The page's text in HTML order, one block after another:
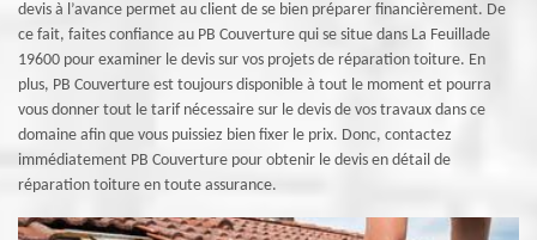
devis à l’avance permet au client de se bien préparer financièrement. De
ce fait, faites confiance au PB Couverture qui se situe dans La Feuillade
19600 pour examiner le devis sur vos projets de réparation toiture. En
plus, PB Couverture est toujours disponible à tout le moment et pourra
vous donner tout le tarif nécessaire sur le devis de vos travaux dans ce
domaine afin que vous puissiez bien fixer le prix. Donc, contactez
immédiatement PB Couverture pour obtenir le devis en détail de
réparation toiture en toute assurance.